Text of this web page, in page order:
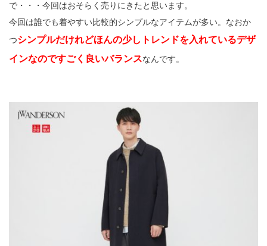
で・・・今回はおそらく売りにきたと思います。
今回は誰でも着やすい比較的シンプルなアイテムが多い。なおか
つシンプルだけれどほんの少しトレンドを入れているデザ
インなのですごく良いバランスなんです。